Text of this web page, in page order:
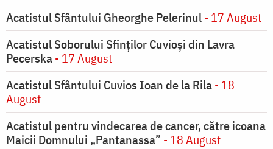
Acatistul Sfântului Gheorghe Pelerinul- 17 August
Acatistul Soborului Sfinților Cuvioși din Lavra
Pecerska- 17 August
Acatistul Sfântului Cuvios Ioan de la Rila- 18
August
Acatistul pentru vindecarea de cancer, către icoana
Maicii Domnului „Pantanassa” - 18 August